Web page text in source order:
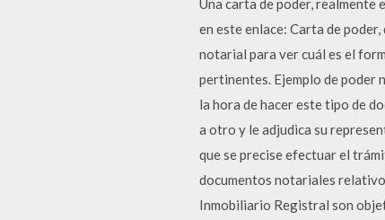
en este enlace: Carta de
notarial para ver cuál es el
pertinentes. Ejemplo de poder
la hora de hacer este tipo de
a otro y le adjudica su
que se precise efectuar el
documentos notariales
Inmobiliario Registral son